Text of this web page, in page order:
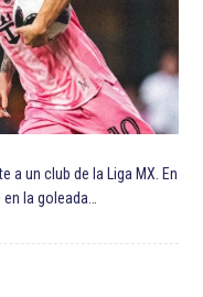
a un club de la Liga MX. En
la goleada…